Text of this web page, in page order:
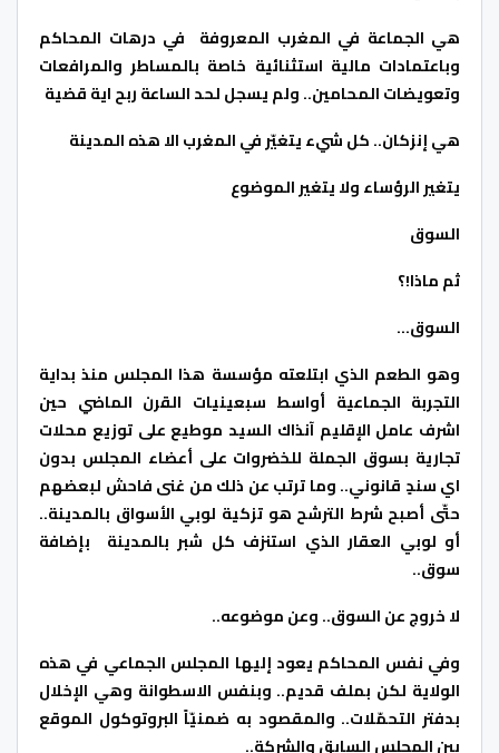
هي الجماعة في المغرب المعروفة في درهات المحاكم
وباعتمادات مالية استثنائية خاصة بالمساطر والمرافعات
وتعويضات المحامين.. ولم يسجل لحد الساعة ربح اية قضية
هي إنزكان.. كل شيء يتغيّر في المغرب الا هذه المدينة
يتغير الرؤساء ولا يتغير الموضوع
السوق
ثم ماذا!؟
السوق…
وهو الطعم الذي ابتلعته مؤسسة هذا المجلس منذ بداية
التجربة الجماعية أواسط سبعينيات القرن الماضي حين
اشرف عامل الإقليم آنذاك السيد موطيع على توزيع محلات
تجارية بسوق الجملة للخضروات على أعضاء المجلس بدون
اي سندٍ قانوني.. وما ترتب عن ذلك من غنى فاحش لبعضهم
حتّى أصبح شرط الترشح هو تزكية لوبي الأسواق بالمدينة..
أو لوبي العقار الذي استنزف كل شبر بالمدينة بإضافة
سوق..
لا خروج عن السوق.. وعن موضوعه..
وفي نفس المحاكم يعود إليها المجلس الجماعي في هذه
الولاية لكن بملف قديم.. وبنفس الاسطوانة وهي الإخلال
بدفتر التحمّلات.. والمقصود به ضمنيّاً البروتوكول الموقع
بين المجلس السابق والشركة..